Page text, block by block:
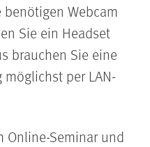
Webcam
Sie ein Headset
brauchen Sie eine
per LAN-
Online-Seminar und